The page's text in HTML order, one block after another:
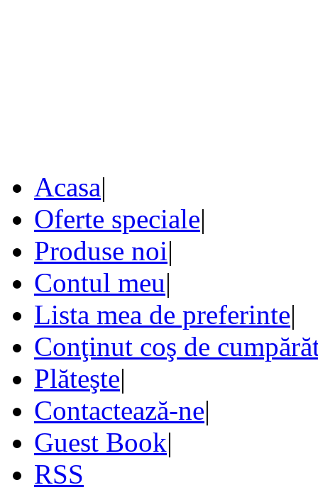
Acasa|
Oferte speciale|
Produse noi|
Contul meu|
Lista mea de preferinte|
Conţinut coş de
Plăteşte|
Contactează-ne|
Guest Book|
RSS